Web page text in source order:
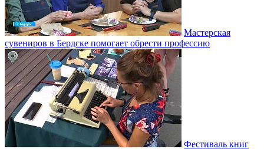
Мастерская
сувениров в Бердске помогает обрести профессию
Фестиваль книг